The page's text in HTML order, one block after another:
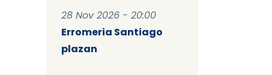
28 Nov 2026 - 20:00
Erromeria Santiago
plazan